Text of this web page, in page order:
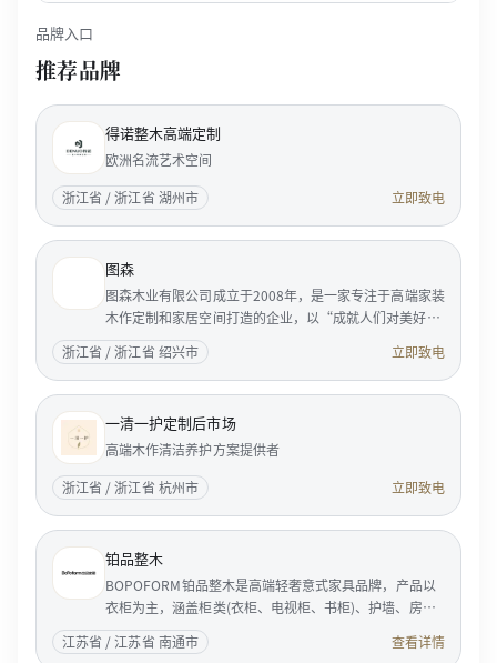
品牌入口
推荐品牌
得诺整木高端定制
欧洲名流艺术空间
浙江省 / 浙江省 湖州市
立即致电
图森
图森木业有限公司成立于2008年，是一家专注于高端家装
木作定制和家居空间打造的企业，以“成就人们对美好居
家生活的向往”为使命，服务国内外成功人士和精英客
户。 <p...
浙江省 / 浙江省 绍兴市 立即致电
一清一护定制后市场
高端木作清洁养护方案提供者
浙江省 / 浙江省 杭州市
立即致电
铂品整木
BOPOFORM铂品整木是高端轻奢意式家具品牌，产品以
衣柜为主，涵盖柜类(衣柜、电视柜、书柜)、护墙、房
门。BOPOFORM是典型的意大利风格的家居企业，是享
誉国际家具...
江苏省 / 江苏省 南通市 查看详情